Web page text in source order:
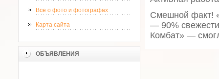
Все о фото и фотографах
Карта сайта
ОБЪЯВЛЕНИЯ
Смешной факт!
— 90%
Комбат» —